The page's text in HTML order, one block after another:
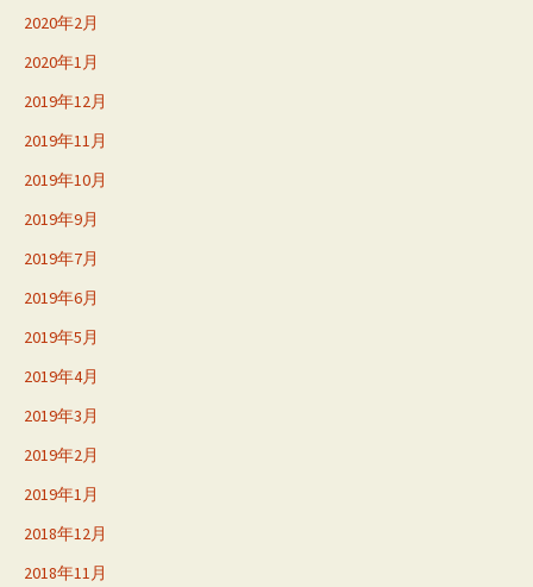
2020年2月
2020年1月
2019年12月
2019年11月
2019年10月
2019年9月
2019年7月
2019年6月
2019年5月
2019年4月
2019年3月
2019年2月
2019年1月
2018年12月
2018年11月